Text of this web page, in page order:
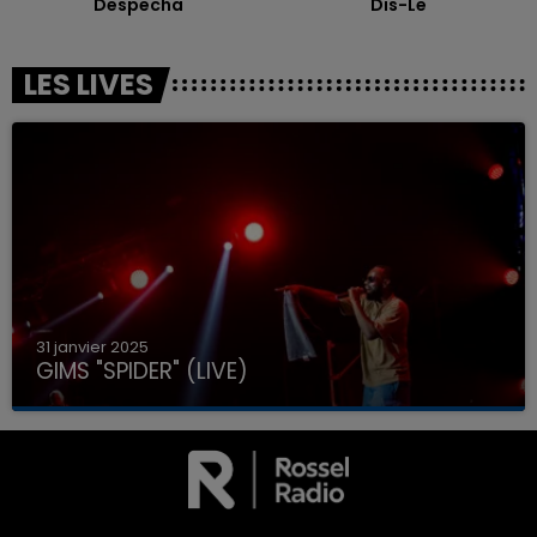
Despecha Dis-Le
LES LIVES
31 janvier 2025
GIMS "SPIDER" (LIVE)